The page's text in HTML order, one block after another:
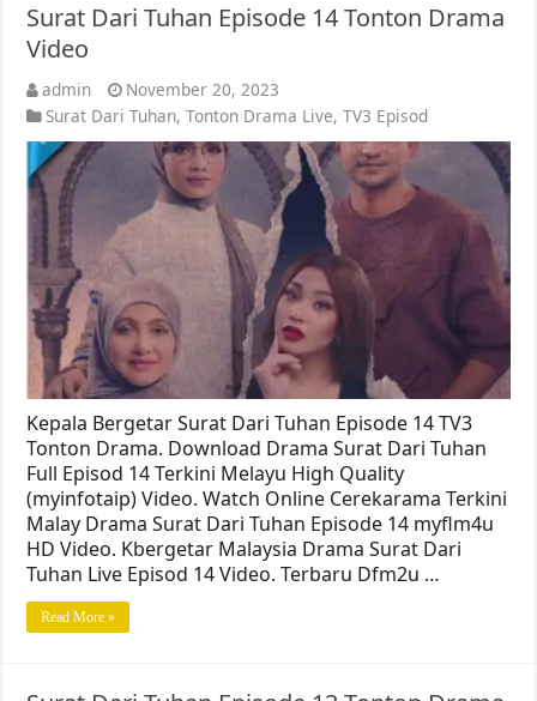
Surat Dari Tuhan Episode 14 Tonton Drama
Video
admin
November 20, 2023
Surat Dari Tuhan,Tonton Drama Live,TV3 Episod
Kepala Bergetar Surat Dari Tuhan Episode 14 TV3
Tonton Drama. Download Drama Surat Dari Tuhan
Full Episod 14 Terkini Melayu High Quality
(myinfotaip) Video. Watch Online Cerekarama Terkini
Malay Drama Surat Dari Tuhan Episode 14 myflm4u
HD Video. Kbergetar Malaysia Drama Surat Dari
Tuhan Live Episod 14 Video. Terbaru Dfm2u …
Read More »